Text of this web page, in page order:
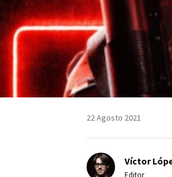
22 Agosto 2021
Víctor
Editor